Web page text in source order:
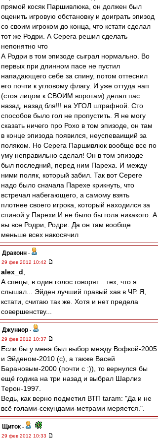
прямой косяк Паршивлюка, он должен был
оценить игровую обстановку и доиграть эпизод
со своим игроком до конца, что кстати сделал
тот же Родри. А Серега решил сделать
непонятно что
А Родри в том эпизоде сыграл нормально. Во
первых при длинном пасе не пустил
нападающего себе за спину, потом оттеснил
его почти к угловому флагу. И уже оттуда нап
(стоя лицом к СВОИМ воротам) делал пас
назад, назад бля!!! на УГОЛ штрафной. Сто
способов было гол не пропустить. Я не могу
сказать ничего про Рохо в том эпизоде, он там
в конце эпизода появился, неуспеваищий за
поляком. Но Серега Паршивлюк вообще все по
уму неправильно сделал! Он в том эпизоде
был последний, перед ним Пареха. И между
ними поляк, который забил. Так вот Сереге
надо было сначала Парехе крикнуть, что
встречал набегающего, а самому взять
плотнее своего игрока, который находился за
спиной у Парехи.И не было бы гола никакого. А
вы все Родри, Родри. Да он там вообще
меньше всех накосячил
Драконн -
29 фев 2012 10:42
alex_d
А спецы, в один голос говорят... тех, что я
слышал... Эйден лучший правый хав в ЧР. Я,
кстати, считаю так же. Хотя и нет предела
совершенству...
Джуниор -
29 фев 2012 10:37
Если бы у меня был выбор между Вофкой-2005
и Эйденом-2010 (с), а также Васей
Барановым-2000 (почти с :)), то вернулся бы
ещё годика на три назад и выбрал Шарлиз
Терон-1997.
Ведь, как верно подметил ВТП taram: "Да и не
всё голами-секундами-метрами меряется.".
Щиток -
29 фев 2012 10:33